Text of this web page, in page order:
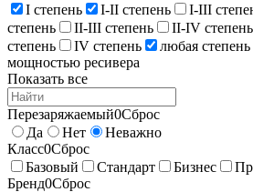
I степень
I-II степень I-III
степень
II-III степень II-IV степень
степень
IV степень любая степень
мощностью ресивера
Показать все
Перезаряжаемый0Сброс
Да
Нет
Неважно
Класс0Сброс
Базовый
Стандарт Бизнес
Бренд0Сброс